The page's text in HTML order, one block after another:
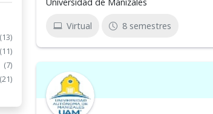
(13)
(11)
(7)
(21)
Virtual 8 semestres